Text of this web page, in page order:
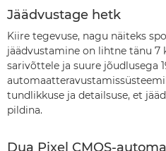
Jäädvustage hetk
Kiire tegevuse, nagu näiteks
jäädvustamine on lihtne tänu 7
sarivõttele ja suure jõudlusega
tundlikkuse ja detailsuse, et
pildina.
Dua Pixel CMOS-